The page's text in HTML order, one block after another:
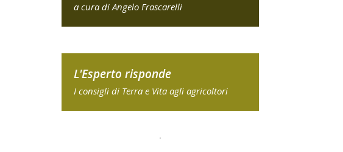
a cura di Angelo Frascarelli
L'Esperto risponde
I consigli di Terra e Vita agli agricoltori